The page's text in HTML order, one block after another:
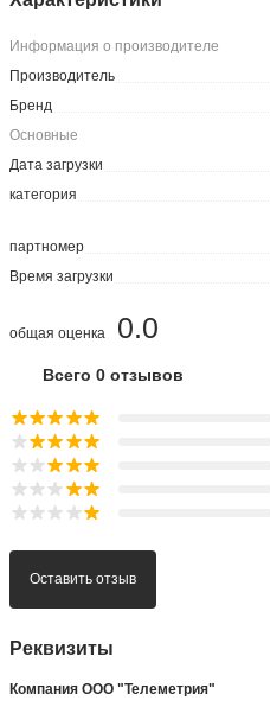
Информация о производителе
Производитель
Бренд
Основные
Дата загрузки
категория
партномер
Время загрузки
0.0
общая оценка
Всего 0 отзывов
Оставить отзыв
Реквизиты
Компания ООО "Телеметрия"